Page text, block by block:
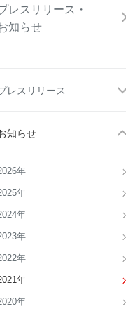
レスリリース・
知らせ
レスリリース
知らせ
年
年
年
年
年
年
年